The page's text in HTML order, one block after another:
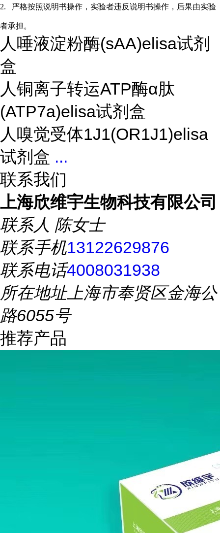
2. 严格按照说明书操作，实验者违反说明书操作，后果由实验
者承担。
人唾液淀粉酶(sAA)elisa试剂
盒
人铜离子转运ATP酶α肽
(ATP7a)elisa试剂盒
人嗅觉受体1J1(OR1J1)elisa
试剂盒 ...
联系我们
上海欣维宇生物科技有限公司
联系人 陈女士
联系手机13122629876
联系电话4008031938
所在地址上海市奉贤区金海公
路6055号
推荐产品